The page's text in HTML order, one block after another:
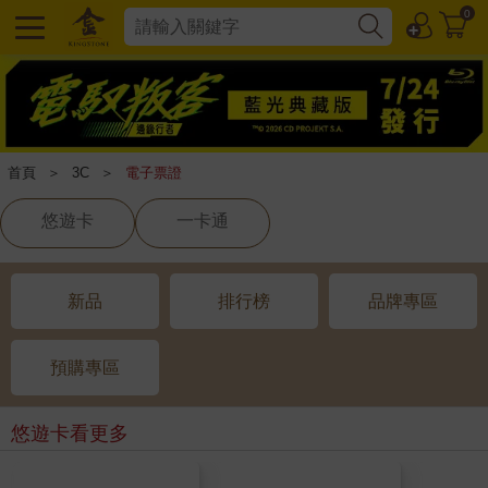
0
首頁 ＞ 3C ＞ 電子票證
悠遊卡 一卡通
新品 排行榜 品牌專區
預購專區
悠遊卡看更多